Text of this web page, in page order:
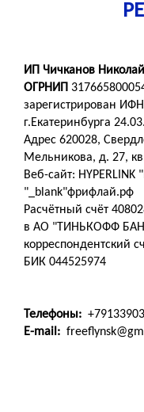
ИП Чичканов
ОГРНИП
зарегистрирован
г.Екатеринбурга
Адрес 620028,
Мельникова, д. 27,
Веб-сайт:
"_blank"фрифлай.рф
Расчётный счёт
в АО "ТИНЬКОФФ
корреспондентский
БИК 044525974
Телефоны:
E-mail :